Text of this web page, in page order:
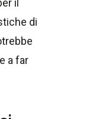
il
di
a far